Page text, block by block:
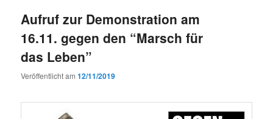
Aufruf zur Demonstration am
16.11. gegen den “Marsch für
das Leben”
Veröffentlicht am12/11/2019